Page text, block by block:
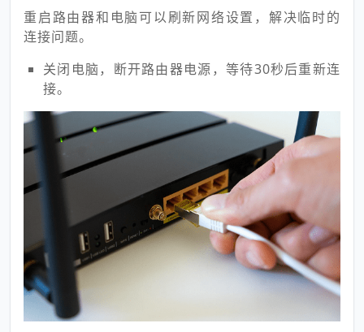
重启路由器和电脑可以刷新网络设置，解决临时的
连接问题。
关闭电脑，断开路由器电源，等待30秒后重新连
接。